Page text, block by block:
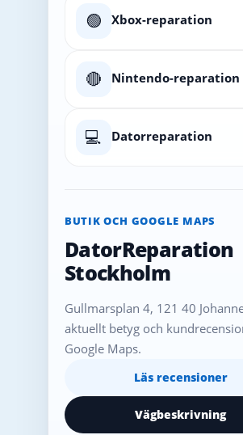
🟢 Xbox-reparation
🔴 Nintendo-reparation
💻 Datorreparation
BUTIK OCH GOOGLE MAPS
DatorReparation
Stockholm
Gullmarsplan 4, 121 40
aktuellt betyg och
Google Maps.
Läs recensioner
Vägbeskrivning